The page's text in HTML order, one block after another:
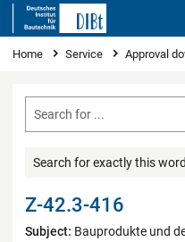
You are here
Home Service Approval
Search for exactly this
Z-42.3-416
Subject: Bauprodukte und